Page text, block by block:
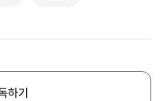
하기